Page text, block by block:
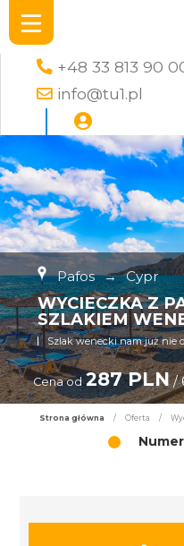
+48 33 813 90
info@tu1.pl
Pafos → Cypr
WYCIECZKA Z
SZLAKIEM
Szlak wenecki nam już nie
Cena od 287 PLN/
Strona główna / Oferta /